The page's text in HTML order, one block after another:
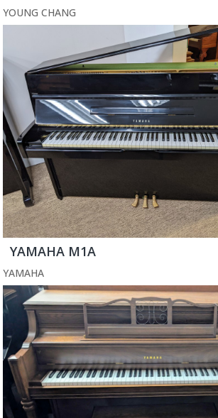
YOUNG CHANG
YAMAHA M1A
YAMAHA